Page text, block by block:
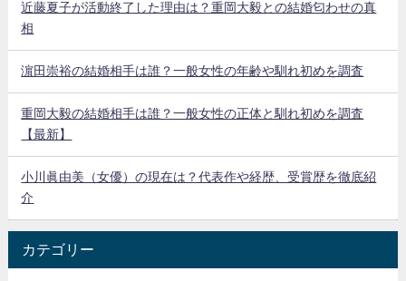
近藤夏子が活動終了した理由は？重岡大毅との結婚匂わせの真
相
濵田崇裕の結婚相手は誰？一般女性の年齢や馴れ初めを調査
重岡大毅の結婚相手は誰？一般女性の正体と馴れ初めを調査
【最新】
小川眞由美（女優）の現在は？代表作や経歴、受賞歴を徹底紹
介
カテゴリー